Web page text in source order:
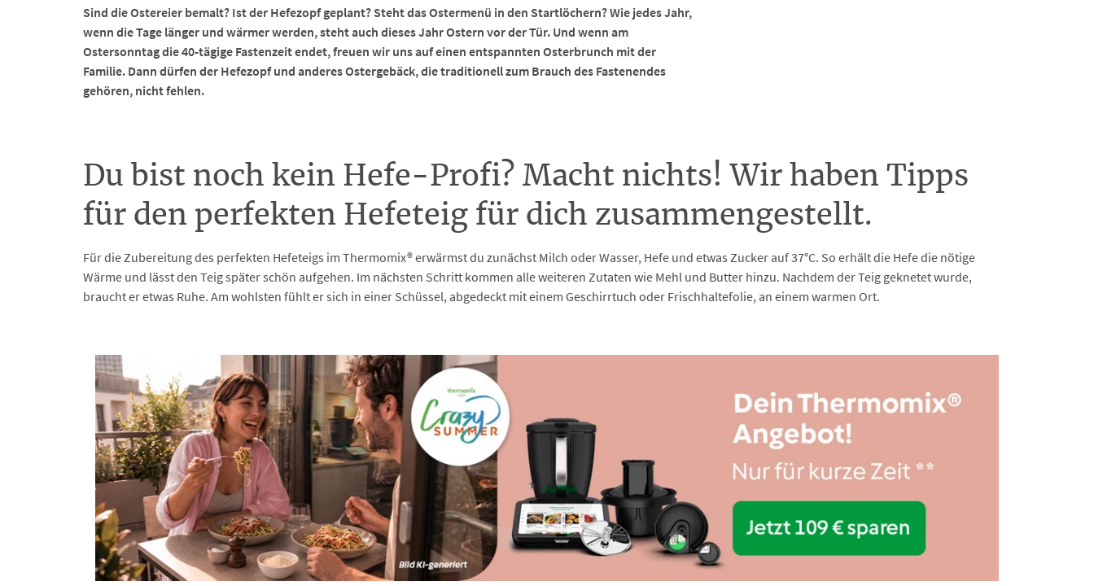
Sind die Ostereier bemalt? Ist der Hefezopf geplant? Steht das Ostermenü in den Startlöchern? Wie jedes Jahr,
wenn die Tage länger und wärmer werden, steht auch dieses Jahr Ostern vor der Tür. Und wenn am
Ostersonntag die 40-tägige Fastenzeit endet, freuen wir uns auf einen entspannten Osterbrunch mit der
Familie. Dann dürfen der Hefezopf und anderes Ostergebäck, die traditionell zum Brauch des Fastenendes
gehören, nicht fehlen.
Du bist noch kein Hefe-Profi? Macht nichts! Wir haben Tipps
für den perfekten Hefeteig für dich zusammengestellt.
Für die Zubereitung des perfekten Hefeteigs im Thermomix® erwärmst du zunächst Milch oder Wasser, Hefe und etwas Zucker auf 37°C. So erhält die Hefe die nötige
Wärme und lässt den Teig später schön aufgehen. Im nächsten Schritt kommen alle weiteren Zutaten wie Mehl und Butter hinzu. Nachdem der Teig geknetet wurde,
braucht er etwas Ruhe. Am wohlsten fühlt er sich in einer Schüssel, abgedeckt mit einem Geschirrtuch oder Frischhaltefolie, an einem warmen Ort.